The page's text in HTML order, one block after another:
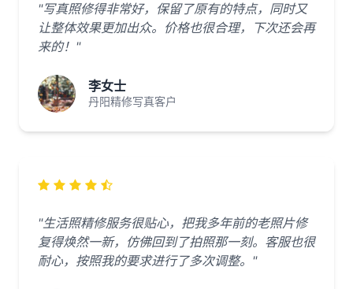
"写真照修得非常好，保留了原有的特点，同时又
让整体效果更加出众。价格也很合理，下次还会再
来的！"
李女士
丹阳精修写真客户
"生活照精修服务很贴心，把我多年前的老照片修
复得焕然一新，仿佛回到了拍照那一刻。客服也很
耐心，按照我的要求进行了多次调整。"